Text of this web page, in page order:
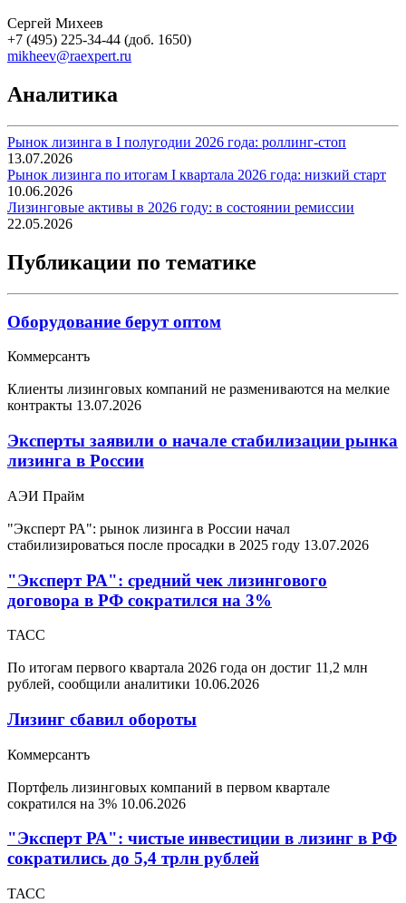
Сергей Михеев
+7 (495) 225-34-44 (доб. 1650)
mikheev@raexpert.ru
Аналитика
Рынок лизинга в I полугодии 2026 года: роллинг-стоп
13.07.2026
Рынок лизинга по итогам I квартала 2026 года: низкий старт
10.06.2026
Лизинговые активы в 2026 году: в состоянии ремиссии
22.05.2026
Публикации по тематике
Оборудование берут оптом
Коммерсантъ
Клиенты лизинговых компаний не размениваются на мелкие
контракты 13.07.2026
Эксперты заявили о начале стабилизации рынка
лизинга в России
АЭИ Прайм
"Эксперт РА": рынок лизинга в России начал
стабилизироваться после просадки в 2025 году 13.07.2026
"Эксперт РА": средний чек лизингового
договора в РФ сократился на 3%
ТАСС
По итогам первого квартала 2026 года он достиг 11,2 млн
рублей, сообщили аналитики 10.06.2026
Лизинг сбавил обороты
Коммерсантъ
Портфель лизинговых компаний в первом квартале
сократился на 3% 10.06.2026
"Эксперт РА": чистые инвестиции в лизинг в РФ
сократились до 5,4 трлн рублей
ТАСС